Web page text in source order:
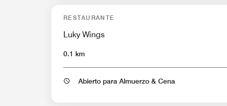
RESTAURANTE
Luky Wings
0.1 km
Abierto para Almuerzo & Cena